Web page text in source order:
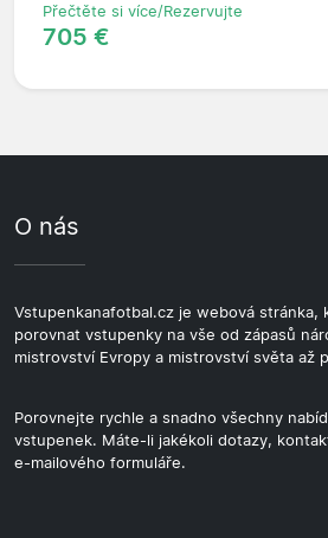
Přečtěte si více/Rezervujte
705 €
O nás
Vstupenkanafotbal.cz je webová stránka,
porovnat vstupenky na vše od zápasů
mistrovství Evropy a mistrovství světa až
Porovnejte rychle a snadno všechny
vstupenek. Máte-li jakékoli dotazy,
e-mailového formuláře.